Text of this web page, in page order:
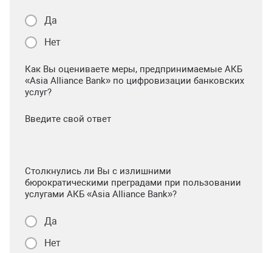
Да
Нет
Как Вы оцениваете меры, предпринимаемые АКБ
«Asia Alliance Bank» по цифровизации банковских
услуг?
Введите свой ответ
Столкнулись ли Вы с излишними
бюрократическими преградами при пользовании
услугами АКБ «Asia Alliance Bank»?
Да
Нет